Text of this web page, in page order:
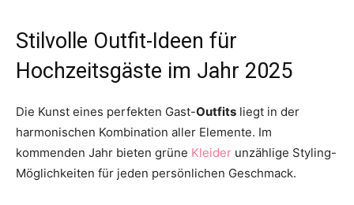
Stilvolle Outfit-Ideen für
Hochzeitsgäste im Jahr 2025
Die Kunst eines perfekten Gast-Outfits liegt in der
harmonischen Kombination aller Elemente. Im
kommenden Jahr bieten grüne Kleider unzählige Styling-
Möglichkeiten für jeden persönlichen Geschmack.